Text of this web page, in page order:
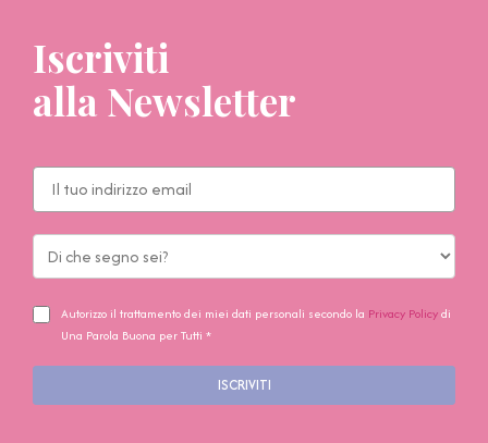
Iscriviti
alla Newsletter
Autorizzo il trattamento dei miei dati personali secondo la Privacy Policydi
Una Parola Buona per Tutti *
ISCRIVITI